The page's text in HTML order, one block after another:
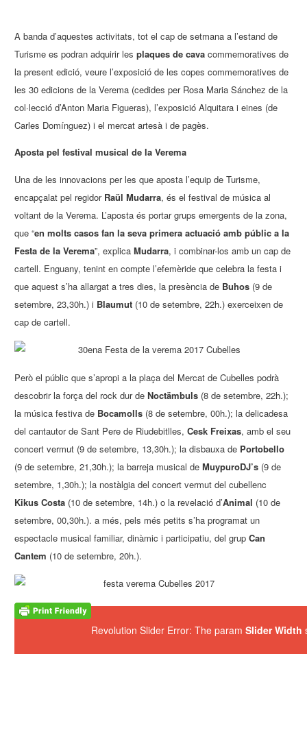
A banda d’aquestes activitats, tot el cap de setmana a l’estand de
Turisme es podran adquirir lesplaques de cava commemoratives de
la present edició, veure l’exposició de les copes commemoratives de
les 30 edicions de la Verema (cedides per Rosa Maria Sánchez de la
col·lecció d’Anton Maria Figueras), l’exposició Alquitara i eines (de
Carles Domínguez) i el mercat artesà i de pagès.
Aposta pel festival musical de la Verema
Una de les innovacions per les que aposta l’equip de Turisme,
encapçalat pel regidor Raül Mudarra, és el festival de música al
voltant de la Verema. L’aposta és portar grups emergents de la zona,
que “en molts casos fan la seva primera actuació amb públic a la
Festa de la Verema”, explicaMudarra, i combinar-los amb un cap de
cartell. Enguany, tenint en compte l’efemèride que celebra la festa i
que aquest s’ha allargat a tres dies, la presència de Buhos (9 de
setembre, 23,30h.) i Blaumut (10 de setembre, 22h.) exerceixen de
cap de cartell.
Però el públic que s’apropi a la plaça del Mercat de Cubelles podrà
descobrir la força del rock dur deNoctämbuls (8 de setembre, 22h.);
la música festiva de Bocamolls (8 de setembre, 00h.); la delicadesa
del cantautor de Sant Pere de Riudebitlles,Cesk Freixas, amb el seu
concert vermut (9 de setembre, 13,30h.); la disbauxa de Portobello
(9 de setembre, 21,30h.); la barreja musical deMuypuroDJ’s (9 de
setembre, 1,30h.); la nostàlgia del concert vermut del cubellenc
Kikus Costa (10 de setembre, 14h.) o la revelació d’Animal (10 de
setembre, 00,30h.). a més, pels més petits s’ha programat un
espectacle musical familiar, dinàmic i participatiu, del grupCan
Cantem (10 de setembre, 20h.).
Revolution Slider Error: The paramSlider Width